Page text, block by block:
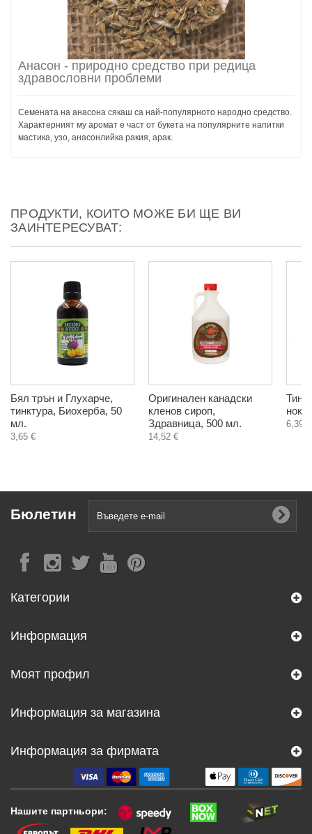
Анасон - природно средство при редица
здравословни проблеми
Семената на анасона сякаш са най-популярното народно средство.
Характерният му аромат е част от букета на популярните напитки
мастика, узо, анасонлийка ракия, арак.
ПРОДУКТИ, КОИТО МОЖЕ БИ ЩЕ ВИ
ЗАИНТЕРЕСУВАТ:
Бял трън и Глухарче,
тинктура, Биохерба, 50
мл.
3,65 €
Оригинален канадски
кленов сироп,
Здравница, 500 мл.
14,52 €
6,39 €
Бюлетин
Категории
Информация
Моят профил
Информация за магазина
Информация за фирмата
Нашите партньори: